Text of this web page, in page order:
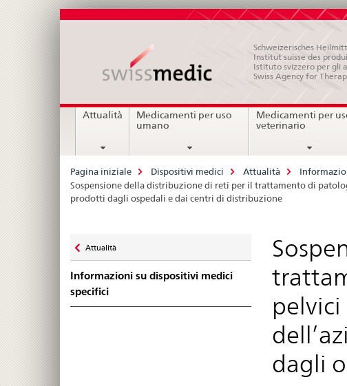
Schweizerisches
Institut suisse des
Istituto svizzero per gli
Swiss Agency for
Navigation
Attualità
Medicamenti per uso
umano
Medicamenti per
veterinario
Breadcrumb
Pagina iniziale Dispositivi medici Attualità
Sospensione della distribuzione di reti per il trattamento di
prodotti dagli ospedali e dai centri di distribuzione
zu
Attualità
Informazioni su dispositivi medici
specifici
dagli